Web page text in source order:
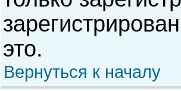
это.
Вернуться к началу